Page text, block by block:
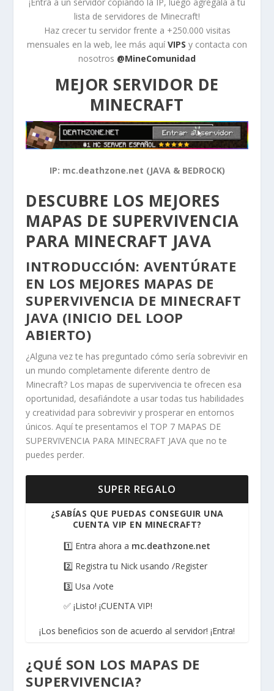
lista de servidores de Minecraft!
Haz crecer tu servidor frente a +250.000 visitas
mensuales en la web, lee más aquí VIPS y contacta con
nosotros @MineComunidad
MEJOR SERVIDOR DE
MINECRAFT
IP: mc.deathzone.net (JAVA & BEDROCK)
DESCUBRE LOS MEJORES
MAPAS DE SUPERVIVENCIA
PARA MINECRAFT JAVA
INTRODUCCIÓN: AVENTÚRATE
EN LOS MEJORES MAPAS DE
SUPERVIVENCIA DE MINECRAFT
JAVA (INICIO DEL LOOP
ABIERTO)
¿Alguna vez te has preguntado cómo sería sobrevivir en
un mundo completamente diferente dentro de
Minecraft? Los mapas de supervivencia te ofrecen esa
oportunidad, desafiándote a usar todas tus habilidades
y creatividad para sobrevivir y prosperar en entornos
únicos. Aquí te presentamos el TOP 7 MAPAS DE
SUPERVIVENCIA PARA MINECRAFT JAVA que no te
puedes perder.
SUPER REGALO
¿SABÍAS QUE PUEDAS CONSEGUIR UNA
CUENTA VIP EN MINECRAFT?
1️⃣ Entra ahora a mc.deathzone.net
2️⃣ Registra tu Nick usando /Register
3️⃣ Usa /vote
✅ ¡Listo! ¡CUENTA VIP!
¡Los beneficios son de acuerdo al servidor! ¡Entra!
¿QUÉ SON LOS MAPAS DE
SUPERVIVENCIA?